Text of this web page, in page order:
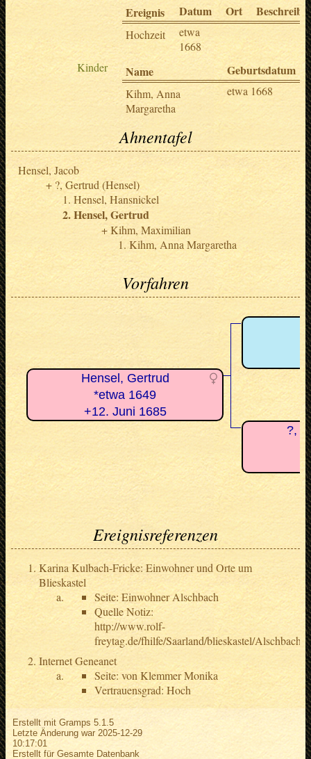
Ereignis Datum Ort
Hochzeit
etwa
1668
Kinder
Name Geburtsdatum
Kihm, Anna
Margaretha
etwa 1668
Ahnentafel
Hensel, Jacob
?, Gertrud (Hensel)
Hensel, Hansnickel
Hensel, Gertrud
Kihm, Maximilian
Kihm, Anna Margaretha
Vorfahren
Hensel, Gertrud
*etwa 1649
+12. Juni 1685
?,
Ereignisreferenzen
Karina Kulbach-Fricke: Einwohner und Orte um
Blieskastel
Seite: Einwohner Alschbach
Quelle Notiz:
http://www.rolf-
freytag.de/fhilfe/Saarland/blieskastel/
Internet Geneanet
Seite: von Klemmer Monika
Vertrauensgrad: Hoch
Erstellt mit Gramps 5.1.5
Letzte Änderung war 2025-12-29
10:17:01
Erstellt für Gesamte Datenbank